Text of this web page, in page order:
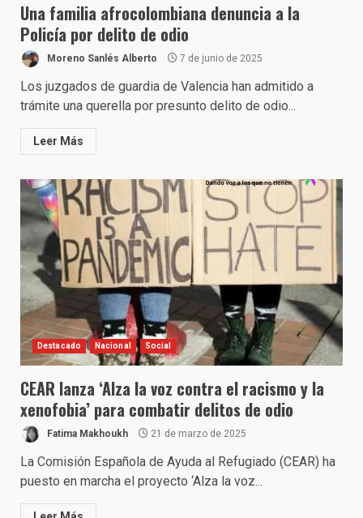
Una familia afrocolombiana denuncia a la
Policía por delito de odio
Moreno Sanlés Alberto 7 de junio de 2025
Los juzgados de guardia de Valencia han admitido a
trámite una querella por presunto delito de odio...
Leer Más
Destacado Nacional Social
CEAR lanza ‘Alza la voz contra el racismo y la
xenofobia’ para combatir delitos de odio
Fatima Makhoukh 21 de marzo de 2025
La Comisión Española de Ayuda al Refugiado (CEAR) ha
puesto en marcha el proyecto ‘Alza la voz...